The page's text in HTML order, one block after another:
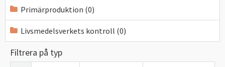
Primärproduktion (0)
Livsmedelsverkets kontroll (0)
Filtrera på typ